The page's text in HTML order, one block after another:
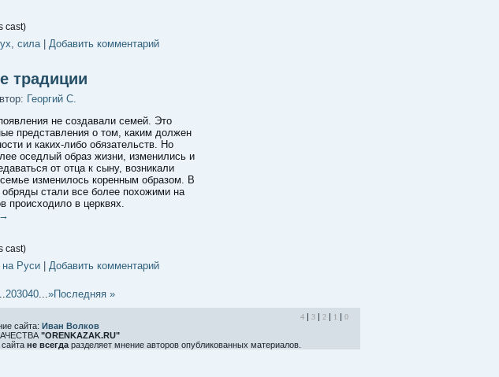
cast)
, сила| Добавить комментарий
традиции
Георгий С.
не создавали семей. Это
представления о том, каким должен
и каких-либо обязательств. Но
оседлый образ жизни, изменились и
от отца к сыну, возникали
изменилось коренным образом. В
стали все более похожими на
происходило в церквях.
→
cast)
на Руси| Добавить комментарий
203040...»Последняя »
4 | 3 | 2 | 1 | 0
сайта: Иван Волков
"ORENKAZAK.RU"
не всегдаразделяет мнение авторов опубликованных материалов.